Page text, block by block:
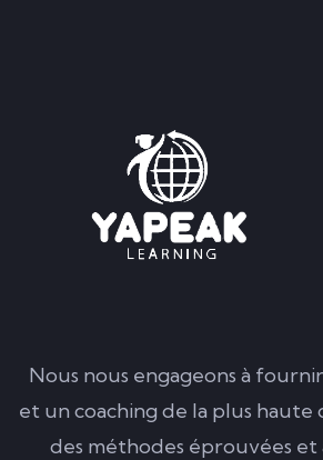
Nous nous engageons à
et un coaching de la plus haute
des méthodes éprouvées et